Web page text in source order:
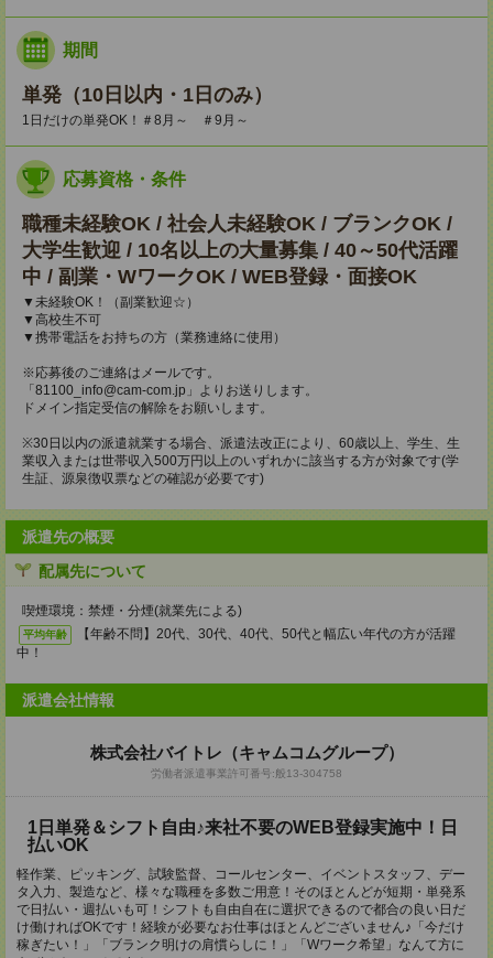
期間
単発（10日以内・1日のみ）
1日だけの単発OK！＃8月～ ＃9月～
応募資格・条件
職種未経験OK / 社会人未経験OK / ブランクOK /
大学生歓迎 / 10名以上の大量募集 / 40～50代活躍
中 / 副業・WワークOK / WEB登録・面接OK
▼未経験OK！（副業歓迎☆）
▼高校生不可
▼携帯電話をお持ちの方（業務連絡に使用）
※応募後のご連絡はメールです。
「81100_info@cam-com.jp」よりお送りします。
ドメイン指定受信の解除をお願いします。
※30日以内の派遣就業する場合、派遣法改正により、60歳以上、学生、生
業収入または世帯収入500万円以上のいずれかに該当する方が対象です(学
生証、源泉徴収票などの確認が必要です)
派遣先の概要
配属先について
喫煙環境：禁煙・分煙(就業先による)
平均年齢
【年齢不問】20代、30代、40代、50代と幅広い年代の方が活躍
中！
派遣会社情報
株式会社バイトレ（キャムコムグループ）
労働者派遣事業許可番号:般13-304758
1日単発＆シフト自由♪来社不要のWEB登録実施中！日
払いOK
軽作業、ピッキング、試験監督、コールセンター、イベントスタッフ、デー
タ入力、製造など、様々な職種を多数ご用意！そのほとんどが短期・単発系
で日払い・週払いも可！シフトも自由自在に選択できるので都合の良い日だ
け働ければOKです！経験が必要なお仕事はほとんどございません♪「今だけ
稼ぎたい！」「ブランク明けの肩慣らしに！」「Wワーク希望」なんて方に